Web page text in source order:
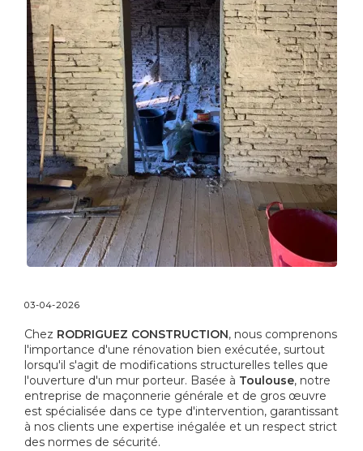
03-04-2026
Chez RODRIGUEZ CONSTRUCTION, nous comprenons
l'importance d'une rénovation bien exécutée, surtout
lorsqu'il s'agit de modifications structurelles telles que
l'ouverture d'un mur porteur. Basée à Toulouse, notre
entreprise de maçonnerie générale et de gros œuvre
est spécialisée dans ce type d'intervention, garantissant
à nos clients une expertise inégalée et un respect strict
des normes de sécurité.